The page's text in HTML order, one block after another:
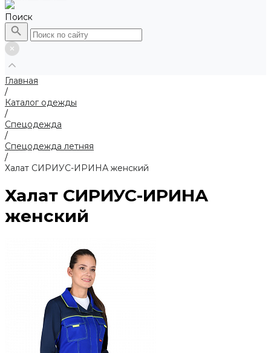
Поиск
Главная
/
Каталог одежды
/
Спецодежда
/
Спецодежда летняя
/
Халат СИРИУС-ИРИНА женский
Халат СИРИУС-ИРИНА
женский